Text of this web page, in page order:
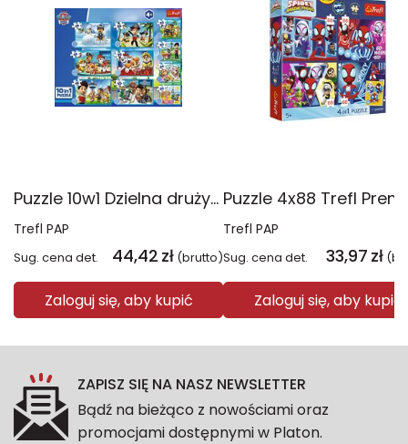
Puzzle 10w1 Dzielna drużyna Psiego Patrolu 96012
Trefl PAP
Sug. cena det. 44,42 zł (brutto)
Zaloguj się, aby kupić
Trefl PAP
Sug. cena det. 33,97 zł
Zaloguj się, aby kupić
ZAPISZ SIĘ NA NASZ NEWSLETTER
Bądź na bieżąco z nowościami oraz
promocjami dostępnymi w Platon.